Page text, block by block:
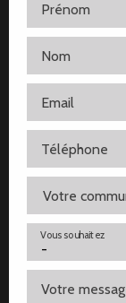
Accueil
Prénom
Nom
Email
Téléphone
Votre
-
Vous souhaitez
Votre